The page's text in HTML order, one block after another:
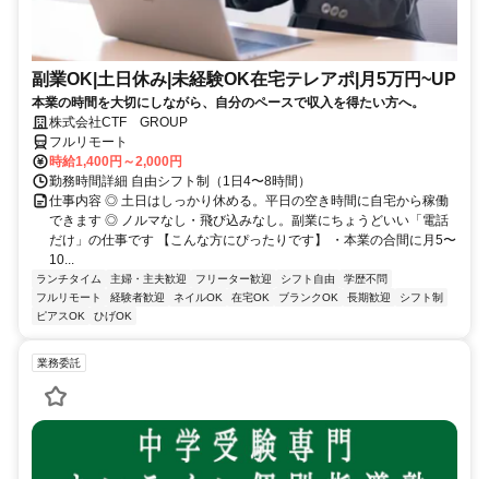
副業OK|土日休み|未経験OK在宅テレアポ|月5万円~UP
本業の時間を大切にしながら、自分のペースで収入を得たい方へ。
株式会社CTF GROUP
フルリモート
時給1,400円～2,000円
勤務時間詳細 自由シフト制（1日4〜8時間）
仕事内容 ◎ 土日はしっかり休める。平日の空き時間に自宅から稼働
できます ◎ ノルマなし・飛び込みなし。副業にちょうどいい「電話
だけ」の仕事です 【こんな方にぴったりです】 ・本業の合間に月5〜
10...
ランチタイム 主婦・主夫歓迎 フリーター歓迎 シフト自由
学歴不問
フルリモート
経験者歓迎 ネイルOK 在宅OK ブランクOK 長期歓迎
シフト制
ピアスOK
ひげOK
業務委託